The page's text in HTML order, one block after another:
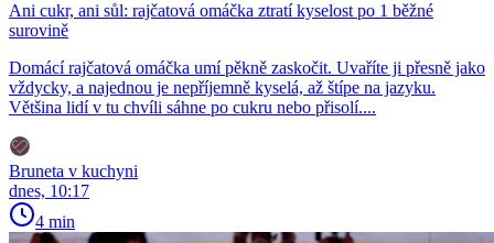
Ani cukr, ani sůl: rajčatová omáčka ztratí kyselost po 1 běžné
surovině
Domácí rajčatová omáčka umí pěkně zaskočit. Uvaříte ji přesně jako
vždycky, a najednou je nepříjemně kyselá, až štípe na jazyku.
Většina lidí v tu chvíli sáhne po cukru nebo přisolí....
Bruneta v kuchyni
dnes, 10:17
4 min